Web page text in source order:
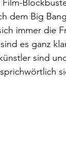
dem Big
immer die
es ganz
sind